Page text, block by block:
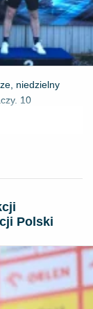
niedzielny
10
Polski